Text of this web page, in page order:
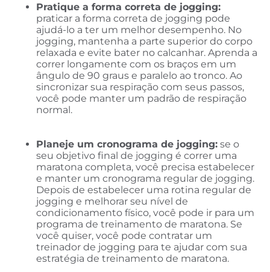
Pratique a forma correta de jogging:
praticar a forma correta de jogging pode
ajudá-lo a ter um melhor desempenho. No
jogging, mantenha a parte superior do corpo
relaxada e evite bater no calcanhar. Aprenda a
correr longamente com os braços em um
ângulo de 90 graus e paralelo ao tronco. Ao
sincronizar sua respiração com seus passos,
você pode manter um padrão de respiração
normal.
Planeje um cronograma de jogging: se o
seu objetivo final de jogging é correr uma
maratona completa, você precisa estabelecer
e manter um cronograma regular de jogging.
Depois de estabelecer uma rotina regular de
jogging e melhorar seu nível de
condicionamento físico, você pode ir para um
programa de treinamento de maratona. Se
você quiser, você pode contratar um
treinador de jogging para te ajudar com sua
estratégia de treinamento de maratona.